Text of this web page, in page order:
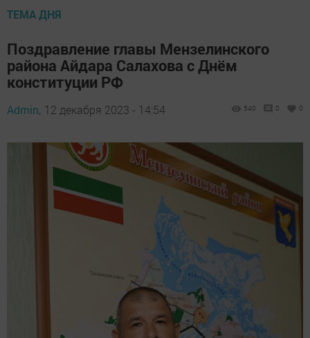
ТЕМА ДНЯ
Поздравление главы Мензелинского
района Айдара Салахова с Днём
конституции РФ
Admin, 12 декабря 2023 - 14:54 540 0 0